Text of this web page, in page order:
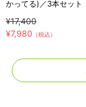
かってる)／3本セット
¥17,400
¥7,980 （税込）